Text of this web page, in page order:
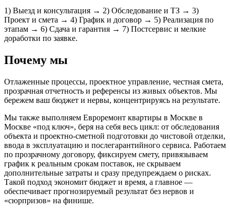
1) Выезд и консультация → 2) Обследование и ТЗ → 3)
Проект и смета → 4) График и договор → 5) Реализация по
этапам → 6) Сдача и гарантия → 7) Постсервис и мелкие
доработки по заявке.
Почему мы
Отлаженные процессы, проектное управление, честная смета,
прозрачная отчетность и референсы из живых объектов. Мы
бережем ваш бюджет и нервы, концентрируясь на результате.
Мы также выполняем Евроремонт квартиры в Москве в
Москве «под ключ», беря на себя весь цикл: от обследования
объекта и проектно‑сметной подготовки до чистовой отделки,
ввода в эксплуатацию и послегарантийного сервиса. Работаем
по прозрачному договору, фиксируем смету, привязываем
график к реальным срокам поставок, не скрываем
дополнительные затраты и сразу предупреждаем о рисках.
Такой подход экономит бюджет и время, а главное —
обеспечивает прогнозируемый результат без нервов и
«сюрпризов» на финише.